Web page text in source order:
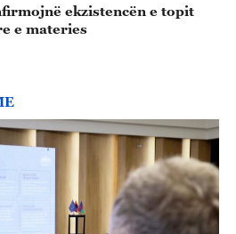
ekzistencën e topit
e materies